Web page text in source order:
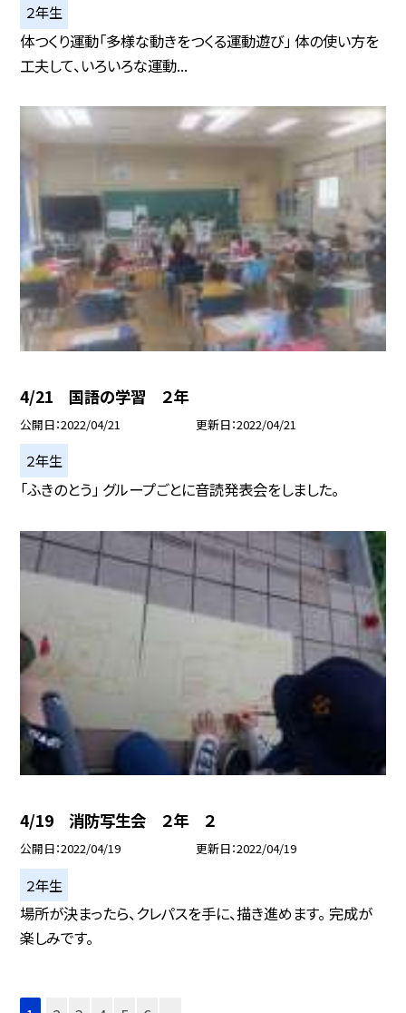
２年生
体つくり運動「多様な動きをつくる運動遊び」 体の使い方を
工夫して、いろいろな運動...
4/21 国語の学習 ２年
公開日 2022/04/21 更新日 2022/04/21
２年生
「ふきのとう」 グループごとに音読発表会をしました。
4/19 消防写生会 ２年 ２
公開日 2022/04/19 更新日 2022/04/19
２年生
場所が決まったら、クレパスを手に、描き進めます。 完成が
楽しみです。